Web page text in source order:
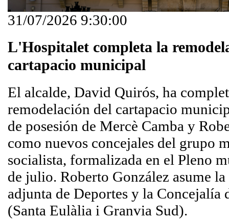
31/07/2026 9:30:00
L'Hospitalet completa la
cartapacio municipal
El alcalde, David Quirós, ha
remodelación del cartapacio
de posesión de Mercè Camba y
como nuevos concejales del grupo
socialista, formalizada en el Pleno
de julio. Roberto González asume
adjunta de Deportes y la
(Santa Eulàlia i Granvia Sud).